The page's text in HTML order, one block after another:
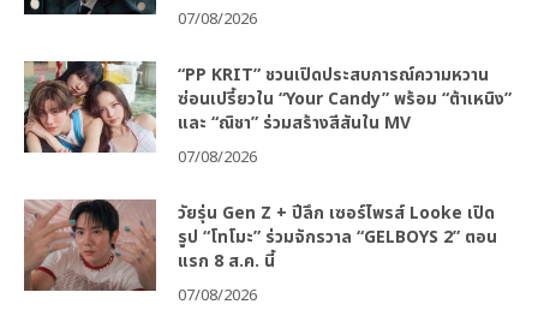
07/08/2026
“PP KRIT” ชวนเปิดประสบการณ์ความหวาน
ซ่อนเปรี้ยวใน “Your Candy” พร้อม “ต้าเหนิง”
และ “ณิชา” ร่วมสร้างสีสันใน MV
07/08/2026
วัยรุ่น Gen Z + ปีลึก เซอร์ไพรส์ Looke เปิด
รูป “โทโมะ” ร่วมจักรวาล “GELBOYS 2” ตอน
แรก 8 ส.ค. นี้
07/08/2026